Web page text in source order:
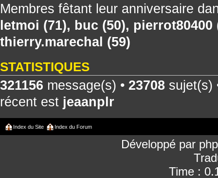
Membres fêtant leur anniversaire
letmoi (71), buc (50), pierrot80400
thierry.marechal (59)
STATISTIQUES
321156 message(s) • 23708 sujet(s)
récent est jeaanplr
Index du Site Index du Forum
Développé par
Time :